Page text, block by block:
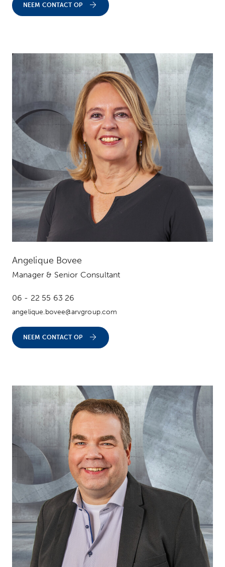
NEEM CONTACT OP
Angelique Bovee
Manager & Senior Consultant
06 - 22 55 63 26
angelique.bovee@arvgroup.com
NEEM CONTACT OP